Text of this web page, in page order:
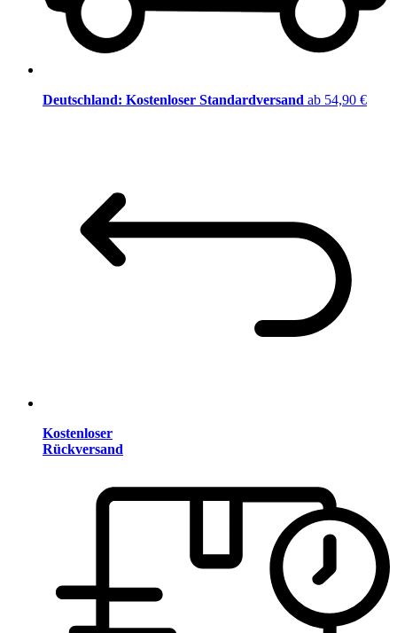
Deutschland: Kostenloser Standardversand ab 54,90 €
Kostenloser
Rückversand